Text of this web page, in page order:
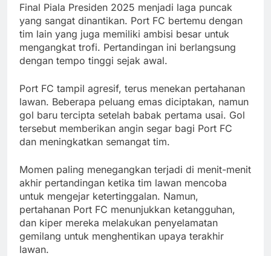
Final Piala Presiden 2025 menjadi laga puncak
yang sangat dinantikan. Port FC bertemu dengan
tim lain yang juga memiliki ambisi besar untuk
mengangkat trofi. Pertandingan ini berlangsung
dengan tempo tinggi sejak awal.
Port FC tampil agresif, terus menekan pertahanan
lawan. Beberapa peluang emas diciptakan, namun
gol baru tercipta setelah babak pertama usai. Gol
tersebut memberikan angin segar bagi Port FC
dan meningkatkan semangat tim.
Momen paling menegangkan terjadi di menit-menit
akhir pertandingan ketika tim lawan mencoba
untuk mengejar ketertinggalan. Namun,
pertahanan Port FC menunjukkan ketangguhan,
dan kiper mereka melakukan penyelamatan
gemilang untuk menghentikan upaya terakhir
lawan.